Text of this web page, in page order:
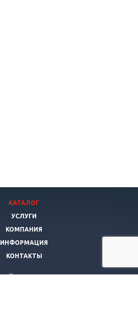
КАТАЛОГ
УСЛУГИ
КОМПАНИЯ
ИНФОРМАЦИЯ
КОНТАКТЫ
Компания